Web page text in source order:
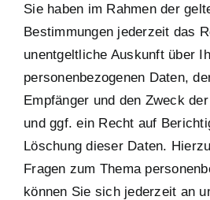
Sie haben im Rahmen der
Bestimmungen jederzeit das
unentgeltliche Auskunft über
personenbezogenen Daten,
Empfänger und den Zweck
und ggf. ein Recht auf
Löschung dieser Daten.
Fragen zum Thema
können Sie sich jederzeit an